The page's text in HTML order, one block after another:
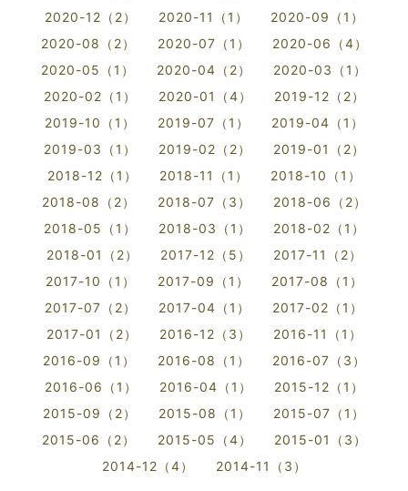
2020-12（2）
2020-11（1）
2020-09（1）
2020-08（2）
2020-07（1）
2020-06（4）
2020-05（1）
2020-04（2）
2020-03（1）
2020-02（1）
2020-01（4）
2019-12（2）
2019-10（1）
2019-07（1）
2019-04（1）
2019-03（1）
2019-02（2）
2019-01（2）
2018-12（1）
2018-11（1）
2018-10（1）
2018-08（2）
2018-07（3）
2018-06（2）
2018-05（1）
2018-03（1）
2018-02（1）
2018-01（2）
2017-12（5）
2017-11（2）
2017-10（1）
2017-09（1）
2017-08（1）
2017-07（2）
2017-04（1）
2017-02（1）
2017-01（2）
2016-12（3）
2016-11（1）
2016-09（1）
2016-08（1）
2016-07（3）
2016-06（1）
2016-04（1）
2015-12（1）
2015-09（2）
2015-08（1）
2015-07（1）
2015-06（2）
2015-05（4）
2015-01（3）
2014-12（4）
2014-11（3）